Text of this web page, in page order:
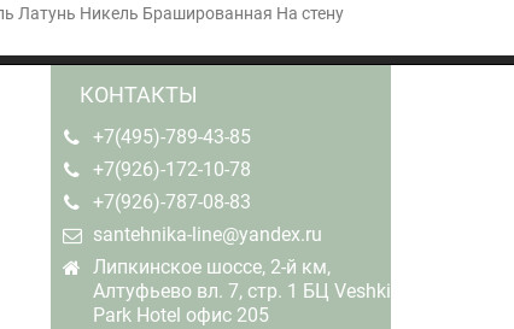
Латунь Никель Брашированная На стену
КОНТАКТЫ
+7(495)-789-43-85
+7(926)-172-10-78
+7(926)-787-08-83
santehnika-line@yandex.ru
Липкинское шоссе, 2-й км,
Алтуфьево вл. 7, стр. 1 БЦ Veshki
Park Hotel офис 205